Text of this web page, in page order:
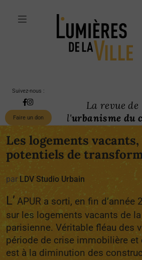
Suivez-nous :
Faire un don
La revue de
l'urbanisme du
Les logements
potentiels de
par LDV Studio Urbain
L’ APUR a sorti, en fin d’année
sur les logements vacants de
parisienne. Véritable fléau des
période de crise immobilière et
est à la diminution des